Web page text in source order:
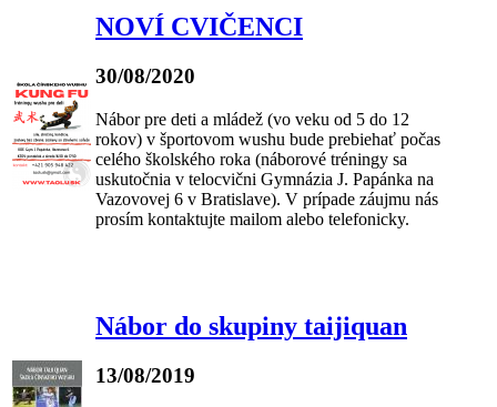
NOVÍ CVIČENCI
30/08/2020
Nábor pre deti a mládež (vo veku od 5 do 12
rokov) v športovom wushu bude prebiehať počas
celého školského roka (náborové tréningy sa
uskutočnia v telocvični Gymnázia J. Papánka na
Vazovovej 6 v Bratislave). V prípade záujmu nás
prosím kontaktujte mailom alebo telefonicky.
Nábor do skupiny taijiquan
13/08/2019